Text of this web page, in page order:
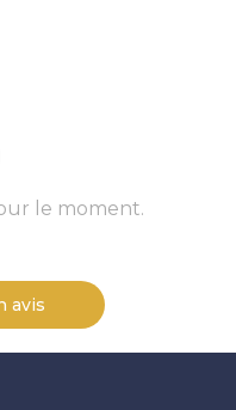
le moment.
avis